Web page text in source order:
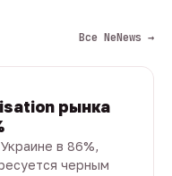
Все NeNews →
рынка
в 86%,
черным